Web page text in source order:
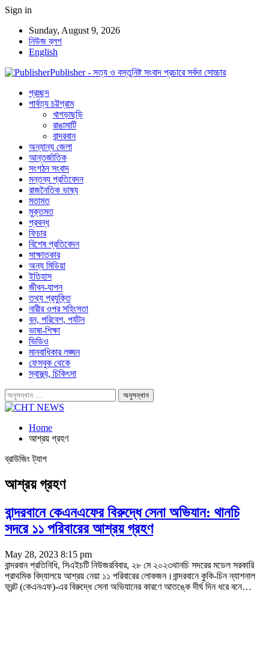
Sign in
Sunday, August 9, 2026
নিউজ ব্লগ
English
Publisher - সত্য ও বস্তুনিষ্ট সংবাদ প্রচারে সর্বদা সোচ্চার
প্রচ্ছদ
পার্বত্য চট্টগ্রাম
খাগড়াছড়ি
রাঙামাটি
বান্দরবান
অন্যান্য জেলা
আন্তর্জাতিক
সংগঠন সংবাদ
মন্তব্য প্রতিবেদন
রাজনৈতিক ভাষ্য
মতামত
মুক্তমত
প্রবন্ধ
ফিচার
বিশেষ প্রতিবেদন
সাক্ষাতকার
অন্য মিডিয়া
ইতিহাস
জীবন-যাপন
তথ্য প্রযুক্তি
নারীর ওপর সহিংসতা
বন, পরিবেশ, পর্যটন
ভাষা-শিক্ষা
ভিডিও
মানবাধিকার লঙ্ঘন
ফেসবুক থেকে
স্বাস্থ্য, চিকিৎসা
Home
আশ্রয় গ্রহণ
ব্রাউজিং ট্যাগ
আশ্রয় গ্রহণ
বান্দরবানে কেএনএফের বিরুদ্ধে সেনা অভিযান: থানচি
সদরে ১১ পরিবারের আশ্রয় গ্রহণ
May 28, 2023 8:15 pm
বান্দরবান প্রতিনিধি, সিএইচটি নিউজরবিবার, ২৮ মে ২০২৩থানচি সদরের মডেল সরকারি
প্রাথমিক বিদ্যালয়ে আশ্রয় নেয়া ১১ পরিবারের লোকজন।বান্দরবানে কুকি-চিন ন্যাশনাল
ফ্রন্ট (কেএনএফ)-এর বিরুদ্ধে সেনা অভিযানের কারণে আতঙ্কে দীর্ঘ দিন ধরে বনে…